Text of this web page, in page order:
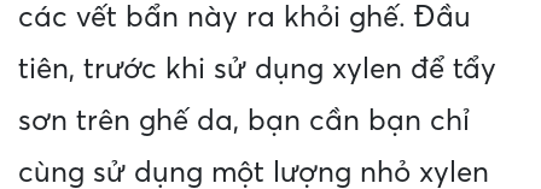
các vết bẩn này ra khỏi ghế. Đầu
tiên, trước khi sử dụng xylen để tẩy
sơn trên ghế da, bạn cần bạn chỉ
cùng sử dụng một lượng nhỏ xylen